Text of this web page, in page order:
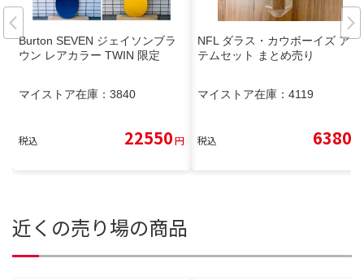
Burton SEVEN ジェイソンブラ
ウン レアカラー TWIN 限定
マイストア在庫： 3840
税込 22550円
NFL ダラス・カウボーイズ アイ
テムセット まとめ売り
マイストア在庫： 4119
税込 6380
近くの売り場の商品